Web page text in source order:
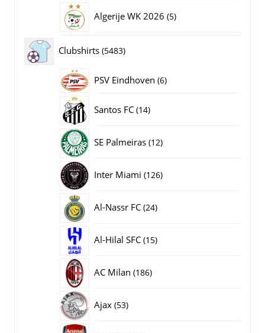
Algerije WK 2026 55
Clubshirts 54835483
producten
PSV Eindhoven 66
Santos FC 1414
SE Palmeiras 1212
Inter Miami 126126
Al-Nassr FC 2424
Al-Hilal SFC 1515
AC Milan 186186
Ajax 5353